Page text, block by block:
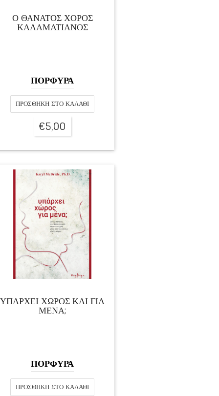
Ο ΘΑΝΑΤΟΣ ΧΟΡΟΣ
ΚΑΛΑΜΑΤΙΑΝΟΣ
ΠΟΡΦΥΡΑ
ΠΡΟΣΘΉΚΗ ΣΤΟ ΚΑΛΆΘΙ
€5,00
ΥΠΑΡΧΕΙ ΧΩΡΟΣ ΚΑΙ ΓΙΑ
ΜΕΝΑ;
ΠΟΡΦΥΡΑ
ΠΡΟΣΘΉΚΗ ΣΤΟ ΚΑΛΆΘΙ